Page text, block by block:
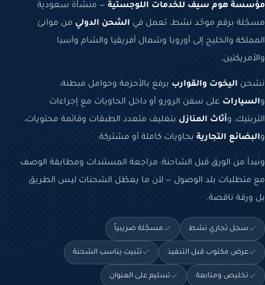
مؤسسة هوم سيف للخدمات اللوجستية — منشأة سعودية
مسجّلة برقم موحّد نشط، تعمل في الشحن الدولي من موانئ
المملكة والخليج إلى أوروبا وشمال أفريقيا والشام وآسيا
والأمريكتين.
نشحن اليخوت والقوارب برفع بالأحزمة وحوامل مبطنة،
والسيارات على سفن الرورو أو داخل الحاويات مع إجراءات
التربتيك، وأثاث المنازل بتغليف متعدد الطبقات وقائمة محتويات،
والبضائع التجارية بحاويات كاملة أو مشتركة.
ونبدأ من الورق قبل الشاحنة: مراجعة المستندات ومطابقة الوصف
مع متطلبات بلد الوصول — لأن ما يعطّل الشحنات ليس الطريق
بل ورقة ناقصة.
سجل تجاري نشط مسجّلة ضريبياً
عرض مكتوب قبل التنفيذ تثبيت يناسب الشحنة
تخليص ومتابعة تسليم على العنوان